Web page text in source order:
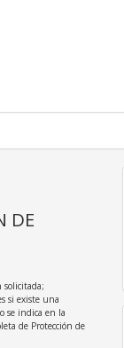
DE
solicitada;
si existe una
se indica en la
de Protección de